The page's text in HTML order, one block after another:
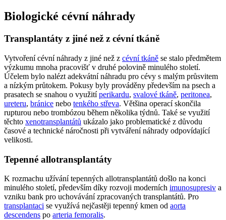
Biologické cévní náhrady
Transplantáty z jiné než z cévní tkáně
Vytvoření cévní náhrady z jiné než z cévní tkáně se stalo předmětem
výzkumu mnoha pracovišť v druhé polovině minulého století.
Účelem bylo nalézt adekvátní náhradu pro cévy s malým průsvitem
a nízkým průtokem. Pokusy byly prováděny především na psech a
prasatech se snahou o využitíperikardu, svalové tkáně, peritonea,
ureteru, bránice nebo tenkého střeva. Většina operací skončila
rupturou nebo trombózou během několika týdnů. Také se využití
těchto xenotransplantátů ukázalo jako problematické z důvodu
časové a technické náročnosti při vytváření náhrady odpovídající
velikosti.
Tepenné allotransplantáty
K rozmachu užívání tepenných allotransplantátů došlo na konci
minulého století, především díky rozvoji moderních imunosupresiv a
vzniku bank pro uchovávání zpracovaných transplantátů. Pro
transplantaci se využívá nejčastěji tepenný kmen od aorta
descendens po arteria femoralis.